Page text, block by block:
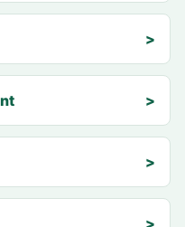
>
>
>
>